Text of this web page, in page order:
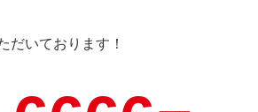
だいております！